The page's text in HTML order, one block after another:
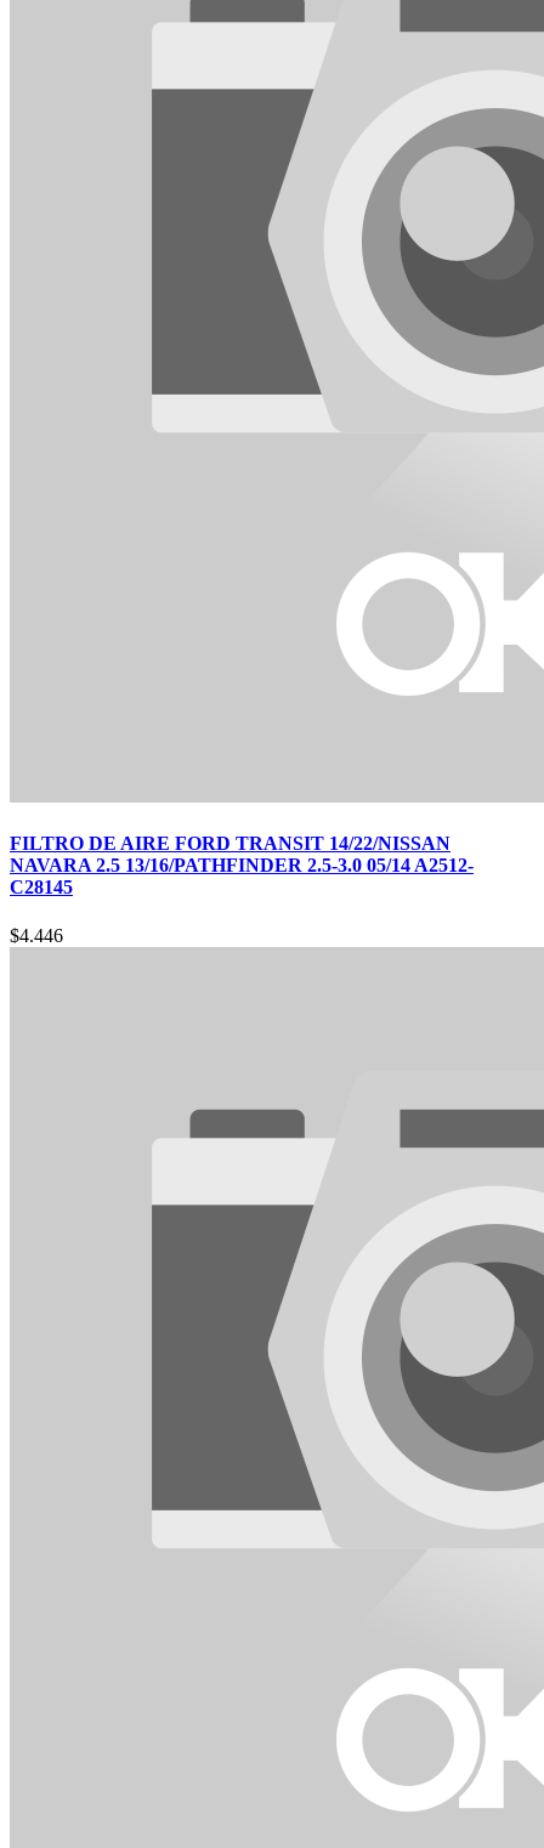
FILTRO DE AIRE FORD TRANSIT 14/22/NISSAN
NAVARA 2.5 13/16/PATHFINDER 2.5-3.0 05/14 A2512-
C28145
$4.446